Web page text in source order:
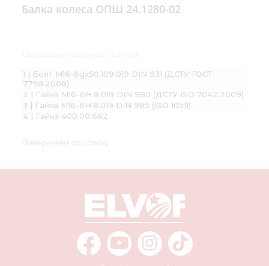
Балка колеса ОПШ 24.1280-02
1 | Болт М16-6gх50.109.019 DIN 931 (ДСТУ ГОСТ
7798:2008)
2 | Гайка М16-6H.8.019 DIN 980 (ДСТУ ISO 7042:2009)
3 | Гайка М16-6Н.8.019 DIN 985 (ISO 10511)
4 | Гайка 400.00.662
Повернення до списку